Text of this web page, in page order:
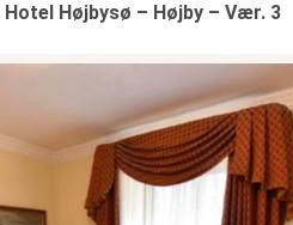
Hotel Højbysø – Højby – Vær. 3